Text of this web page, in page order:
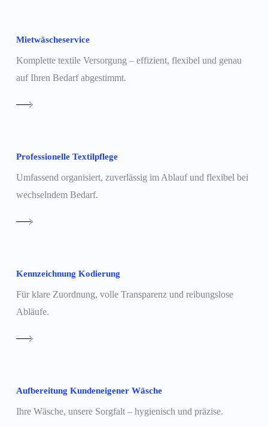
ICH WILLIGE EIN, DASS MEINE
PERSÖNLICHEN DATEN IM RAHMEN
DIESER REGISTRIERUNG FÜR DIE IN DER
Mietwäscheservice
Komplette textile Versorgung – effizient, flexibel und genau
auf Ihren Bedarf abgestimmt.
Professionelle Textilpflege
Umfassend organisiert, zuverlässig im Ablauf und flexibel bei
wechselndem Bedarf.
Kennzeichnung Kodierung
Für klare Zuordnung, volle Transparenz und reibungslose
Abläufe.
Aufbereitung Kundeneigener Wäsche
Ihre Wäsche, unsere Sorgfalt – hygienisch und präzise.